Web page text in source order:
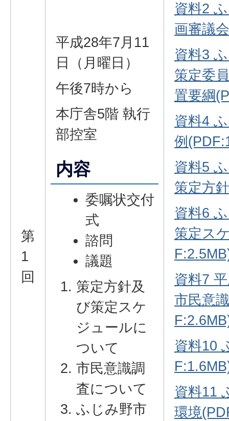
第
1
回
平成28年7月11
日（月曜日）
午後7時から
本庁舎5階 執行
部控室
内容
委嘱状交付
式
諮問
議題
策定方針及
び策定スケ
ジュールに
ついて
市民意識調
査について
ふじみ野市
資料2
画審議
資料3
策定委
置要綱
資料4
例
資料5
策定方
資料6
策定ス
資料7
市民意
資料10
資料11
環境